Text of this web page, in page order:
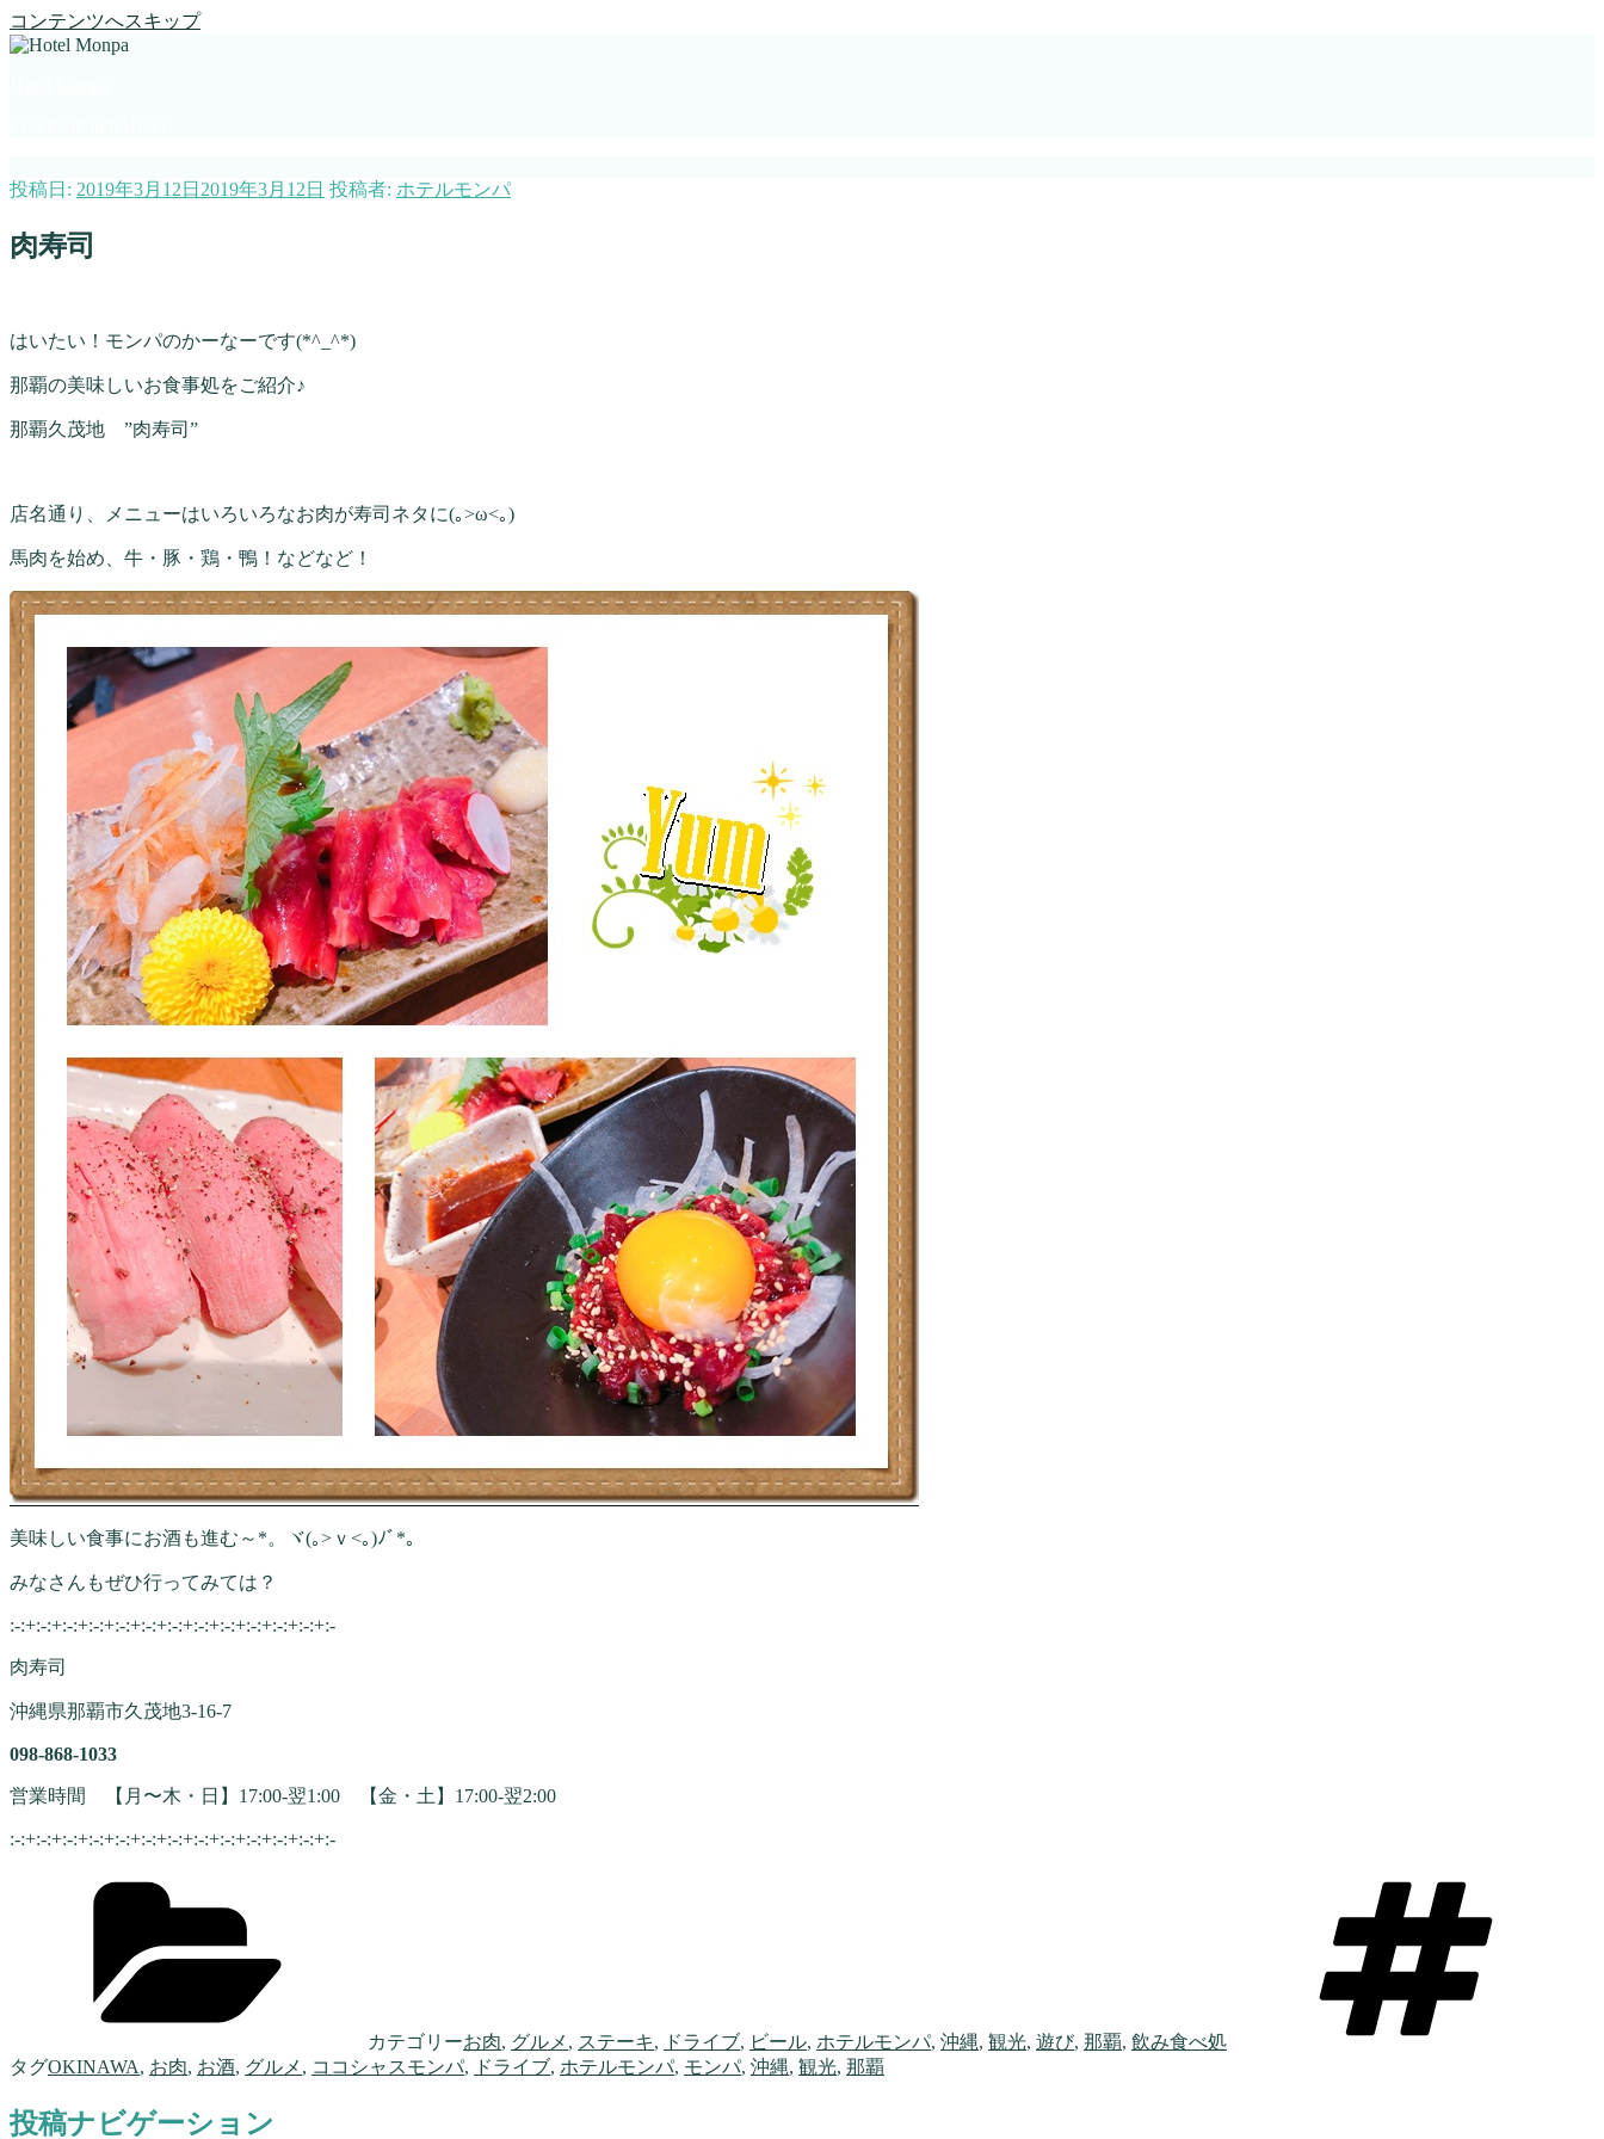
コンテンツへスキップ
投稿日: 2019年3月12日 2019年3月12日 投稿者: ホテルモンパ
肉寿司
はいたい！モンパのかーなーです(*^_^*)
那覇の美味しいお食事処をご紹介♪
那覇久茂地 ”肉寿司”
店名通り、メニューはいろいろなお肉が寿司ネタに(｡>ω<｡)
馬肉を始め、牛・豚・鶏・鴨！などなど！
美味しい食事にお酒も進む～*。ヾ(｡>ｖ<｡)ﾉﾞ*。
みなさんもぜひ行ってみては？
:-:+:-:+:-:+:-:+:-:+:-:+:-:+:-:+:-:+:-:+:-:+:-:+:-
肉寿司
沖縄県那覇市久茂地3-16-7
098-868-1033
営業時間 【月〜木・日】17:00-翌1:00 【金・土】17:00-翌2:00
:-:+:-:+:-:+:-:+:-:+:-:+:-:+:-:+:-:+:-:+:-:+:-:+:-
カテゴリーお肉, グルメ , ステーキ, ドライブ, ビール, ホテルモンパ, 沖縄, 観光, 遊び, 那覇, 飲み食べ処
タグOKINAWA, お肉, お酒, グルメ , ココシャスモンパ, ドライブ, ホテルモンパ, モンパ, 沖縄, 観光, 那覇
投稿ナビゲーション